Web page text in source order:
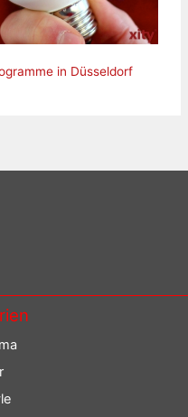
in Düsseldorf